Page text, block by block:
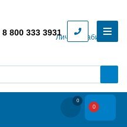
Личный кабинет
8 800 333 3931
0
0